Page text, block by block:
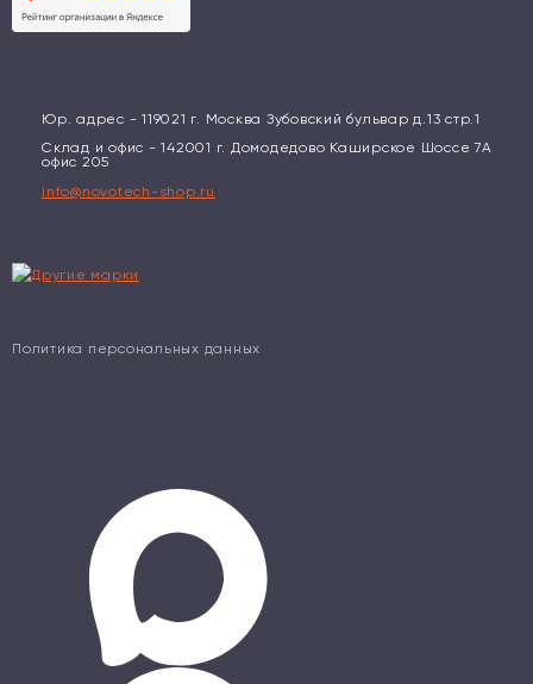
Юр. адрес - 119021 г. Москва Зубовский бульвар д.13 стр.1
Склад и офис - 142001 г. Домодедово Каширское Шоссе 7А
офис 205
info@novotech-shop.ru
Политика персональных данных